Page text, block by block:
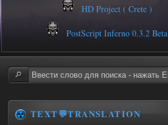
HD Project ( Crete )
PostScript Inferno 0.3.2 Beta
TEXT💬TRANSLATION